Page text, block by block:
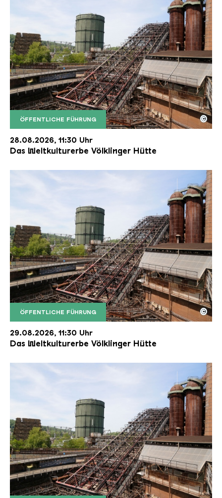
ÖFFENTLICHE FÜHRUNG
Der Erzschrägaufzug der Völklinger Hütte mit
Copyright: Weltkulturerbe Völklinger Hütte | Karl
©
28.08.2026, 11:30 Uhr
Das Weltkulturerbe Völklinger Hütte
ÖFFENTLICHE FÜHRUNG
Der Erzschrägaufzug der Völklinger Hütte mit
Copyright: Weltkulturerbe Völklinger Hütte | Karl
©
29.08.2026, 11:30 Uhr
Das Weltkulturerbe Völklinger Hütte